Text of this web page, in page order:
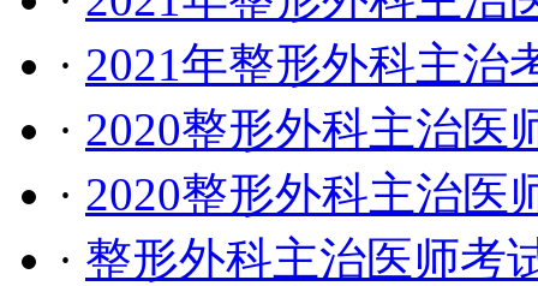
· 2021年整形外科主治
· 2020整形外科主治医
· 2020整形外科主治医
· 整形外科主治医师考